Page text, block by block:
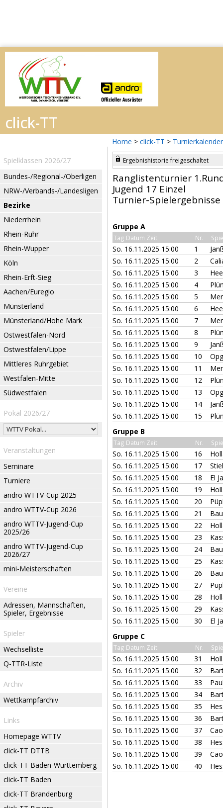
Home > click-TT > Turnierkalender
Spielklassen 2026/27
Bundes-/Regional-/Oberligen
NRW-/Verbands-/Landesligen
Bezirke
Niederrhein
Rhein-Ruhr
Rhein-Wupper
Köln
Rhein-Erft-Sieg
Aachen/Euregio
Münsterland
Münsterland/Hohe Mark
Ostwestfalen-Nord
Ostwestfalen/Lippe
Mittleres Ruhrgebiet
Westfalen-Mitte
Südwestfalen
Pokal 2026/27
Veranstaltungen
Seminare
Turniere
andro WTTV-Cup 2025
andro WTTV-Cup 2026
andro WTTV-Jugend-Cup
2025/26
andro WTTV-Jugend-Cup
2026/27
mini-Meisterschaften
Vereine
Adressen, Mannschaften,
Spieler, Ergebnisse
Spieler
Wechselliste
Q-TTR-Liste
Archiv
Wettkampfarchiv
Links
Homepage WTTV
click-TT DTTB
click-TT Baden-Württemberg
click-TT Baden
click-TT Brandenburg
Ergebnishistorie freigeschaltet
Ranglistenturnier
Jugend 17 Einzel
Turnier-Spielergebnisse
Gruppe A
Tag Datum Zeit Nr.
So. 16.11.2025 15:00 1
So. 16.11.2025 15:00
2
So. 16.11.2025 15:00
3
So. 16.11.2025 15:00
4
So. 16.11.2025 15:00
5
So. 16.11.2025 15:00
6
So. 16.11.2025 15:00
7
So. 16.11.2025 15:00
8
So. 16.11.2025 15:00
9
So. 16.11.2025 15:00
10
So. 16.11.2025 15:00
11
So. 16.11.2025 15:00
12
So. 16.11.2025 15:00
13
So. 16.11.2025 15:00
14
So. 16.11.2025 15:00
15
Gruppe B
Tag Datum Zeit Nr.
So. 16.11.2025 15:00 16
So. 16.11.2025 15:00
17
So. 16.11.2025 15:00
18
El
So. 16.11.2025 15:00
19
So. 16.11.2025 15:00
20
So. 16.11.2025 15:00
21
So. 16.11.2025 15:00
22
So. 16.11.2025 15:00
23
So. 16.11.2025 15:00
24
So. 16.11.2025 15:00
25
So. 16.11.2025 15:00
26
So. 16.11.2025 15:00
27
So. 16.11.2025 15:00
28
So. 16.11.2025 15:00
29
So. 16.11.2025 15:00
30
El
Gruppe C
Tag Datum Zeit Nr.
So. 16.11.2025 15:00 31
So. 16.11.2025 15:00
32
So. 16.11.2025 15:00
33
So. 16.11.2025 15:00
34
So. 16.11.2025 15:00
35
So. 16.11.2025 15:00
36
So. 16.11.2025 15:00
37
So. 16.11.2025 15:00
38
So. 16.11.2025 15:00
39
So. 16.11.2025 15:00
40